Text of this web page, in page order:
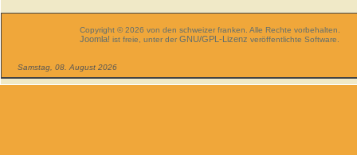
Copyright © 2026 von den schweizer franken. Alle Rechte vorbehalten.
Joomla! ist freie, unter der GNU/GPL-Lizenz veröffentlichte Software.
Samstag, 08. August 2026